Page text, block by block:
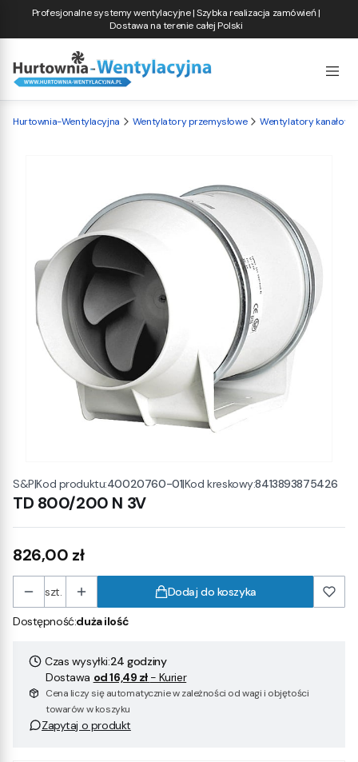
Profesjonalne systemy wentylacyjne | Szybka realizacja zamówień |
Dostawa na terenie całej Polski
Hurtownia-Wentylacyjna Wentylatory przemysłowe Wentylatory kanałowe
S&P|Kod produktu:40020760-01|Kod kreskowy:8413893875426
TD 800/200 N 3V
Cena
826,00 zł
szt. Dodaj do koszyka
Dostępność:duża ilość
Czas wysyłki:24 godziny
Dostawa od 16,49 zł - Kurier
Cena liczy się automatycznie w zależności od wagi i objętości
towarów w koszyku
Zapytaj o produkt